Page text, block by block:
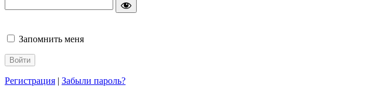
Запомнить меня
Регистрация | Забыли пароль?